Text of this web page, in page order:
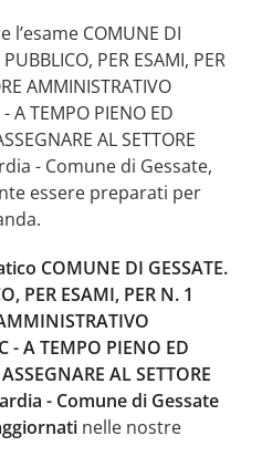
COMUNE DI
PER ESAMI, PER
AMMINISTRATIVO
A TEMPO PIENO ED
AL SETTORE
- Comune di Gessate,
essere preparati per
COMUNE DI GESSATE.
PER ESAMI, PER N. 1
- A TEMPO PIENO ED
AL SETTORE
- Comune di Gessate
nelle nostre